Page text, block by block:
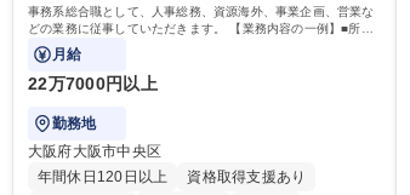
事務系総合職として、人事総務、資源海外、事業企画、営業な
どの業務に従事していただきます。 【業務内容の一例】■所属
事業部の勤労業務 ■海外に関係する各種業務 ■営業部門の企画
スタッフ、ルート営業
月給
22万7000円以上
勤務地
大阪府大阪市中央区
年間休日120日以上
資格取得支援あり